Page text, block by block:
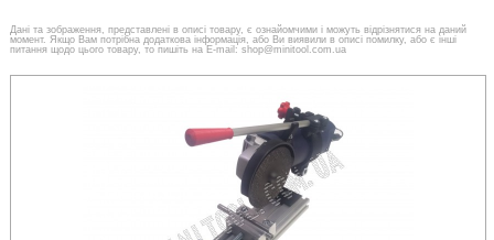
Дані та зображення, представлені в описі товару, є ознайомчими і можуть відрізнятися на даний
момент. Якщо Вам потрібна додаткова інформація, або Ви виявили в описі помилку, або є інші
питання щодо цього товару, то пишіть на E-mail: shop@minitool.com.ua